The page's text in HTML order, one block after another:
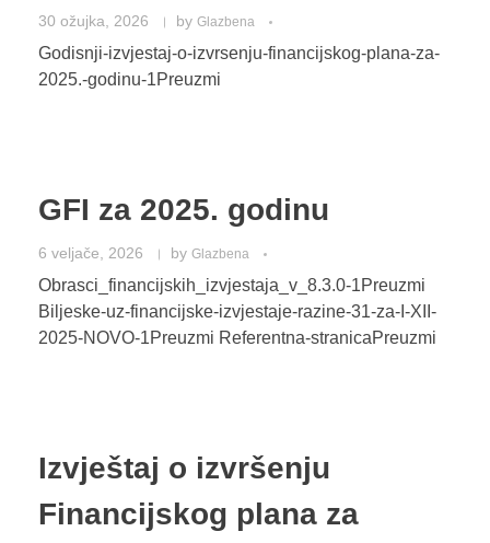
30 ožujka, 2026 by Glazbena
Godisnji-izvjestaj-o-izvrsenju-financijskog-plana-za-
2025.-godinu-1Preuzmi
GFI za 2025. godinu
6 veljače, 2026 by Glazbena
Obrasci_financijskih_izvjestaja_v_8.3.0-1Preuzmi
Biljeske-uz-financijske-izvjestaje-razine-31-za-I-XII-
2025-NOVO-1Preuzmi Referentna-stranicaPreuzmi
Izvještaj o izvršenju
Financijskog plana za